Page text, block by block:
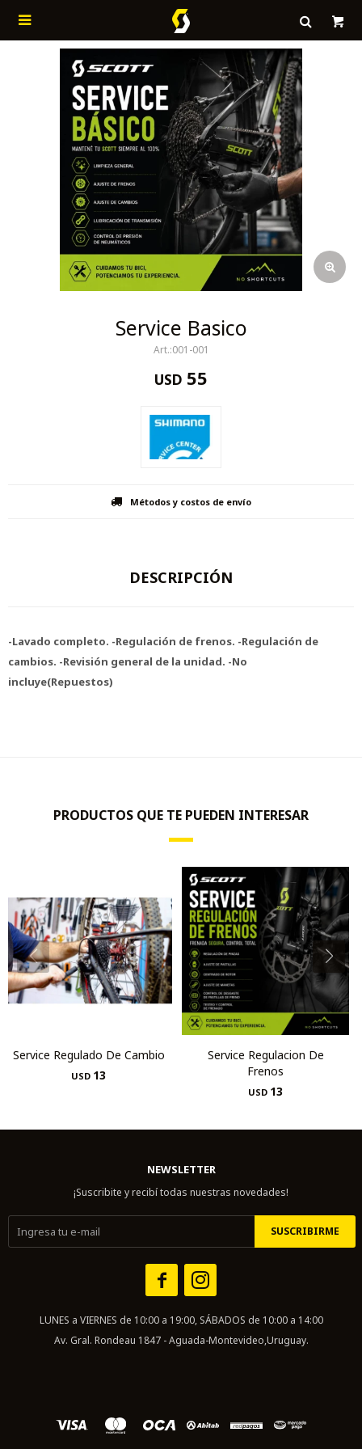

Service Basico
001-001
USD 55
Métodos y costos de envío
DESCRIPCIÓN
-Lavado completo. -Regulación de frenos. -Regulación de
cambios. -Revisión general de la unidad. -No
incluye(Repuestos)
PRODUCTOS QUE TE PUEDEN INTERESAR
Service Regulado De Cambio
USD 13
Service Regulacion De
Frenos
USD 13
NEWSLETTER
¡Suscribite y recibí todas nuestras novedades!
SUSCRIBIRME
 
LUNES a VIERNES de 10:00 a 19:00, SÁBADOS de 10:00 a 14:00
Av. Gral. Rondeau 1847 - Aguada-Montevideo,Uruguay.